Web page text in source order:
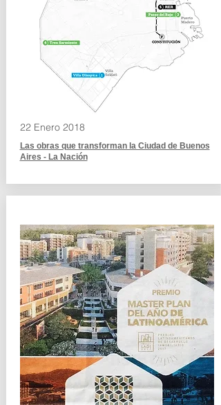
22 Enero 2018
Las obras que transforman la Ciudad de Buenos
Aires - La Nación